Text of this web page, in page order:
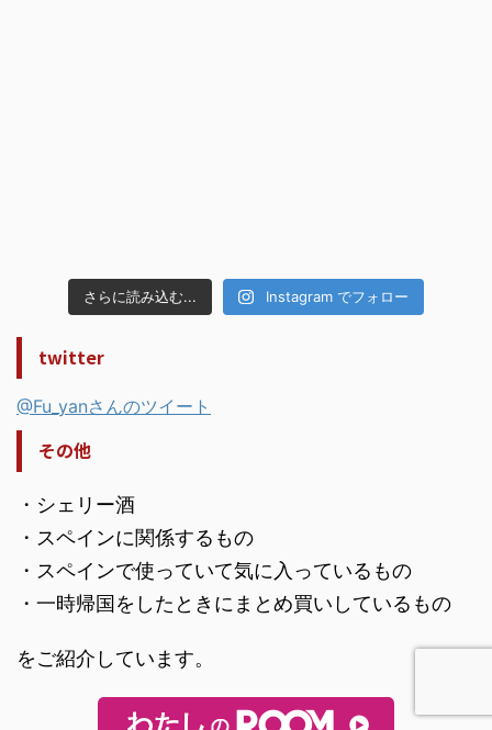
さらに読み込む... Instagram でフォロー
twitter
@Fu_yanさんのツイート
その他
・シェリー酒
・スペインに関係するもの
・スペインで使っていて気に入っているもの
・一時帰国をしたときにまとめ買いしているもの
をご紹介しています。